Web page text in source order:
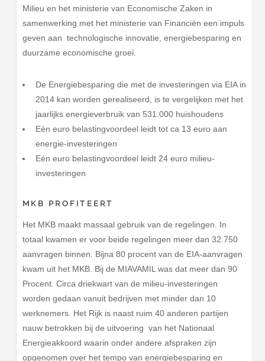
Milieu en het ministerie van Economische Zaken in
samenwerking met het ministerie van Financiën een impuls
geven aan technologische innovatie, energiebesparing en
duurzame economische groei.
De Energiebesparing die met de investeringen via EIA in
2014 kan worden gerealiseerd, is te vergelijken met het
jaarlijks energieverbruik van 531.000 huishoudens
Eén euro belastingvoordeel leidt tot ca 13 euro aan
energie-investeringen
Eén euro belastingvoordeel leidt 24 euro milieu-
investeringen
MKB PROFITEERT
Het MKB maakt massaal gebruik van de regelingen. In
totaal kwamen er voor beide regelingen meer dan 32.750
aanvragen binnen. Bijna 80 procent van de EIA-aanvragen
kwam uit het MKB. Bij de MIAVAMIL was dat meer dan 90
Procent. Circa driekwart van de milieu-investeringen
worden gedaan vanuit bedrijven met minder dan 10
werknemers. Het Rijk is naast ruim 40 anderen partijen
nauw betrokken bij de uitvoering van het Nationaal
Energieakkoord waarin onder andere afspraken zijn
opgenomen over het tempo van energiebesparing en